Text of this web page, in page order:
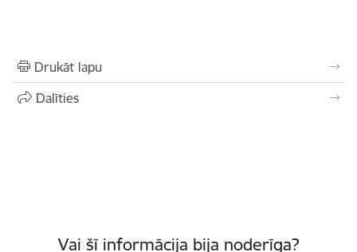
Drukāt lapu
Dalīties
Vai šī informācija bija noderīga?